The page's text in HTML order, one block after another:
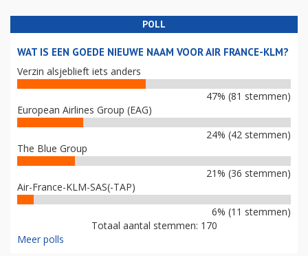
POLL
WAT IS EEN GOEDE NIEUWE NAAM VOOR AIR FRANCE-KLM?
Verzin alsjeblieft iets anders
47% (81 stemmen)
European Airlines Group (EAG)
24% (42 stemmen)
The Blue Group
21% (36 stemmen)
Air-France-KLM-SAS(-TAP)
6% (11 stemmen)
Totaal aantal stemmen: 170
Meer polls